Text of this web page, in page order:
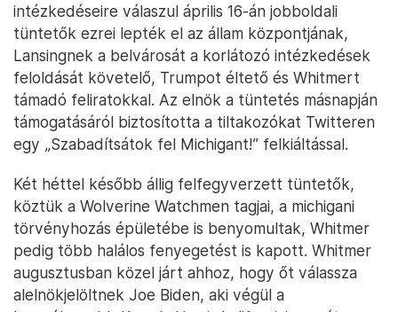
intézkedéseire válaszul április 16-án jobboldali
tüntetők ezrei lepték el az állam központjának,
Lansingnek a belvárosát a korlátozó intézkedések
feloldását követelő, Trumpot éltető és Whitmert
támadó feliratokkal. Az elnök a tüntetés másnapján
támogatásáról biztosította a tiltakozókat Twitteren
egy „Szabadítsátok fel Michigant!” felkiáltással.
Két héttel később állig felfegyverzett tüntetők,
köztük a Wolverine Watchmen tagjai, a michigani
törvényhozás épületébe is benyomultak, Whitmer
pedig több halálos fenyegetést is kapott. Whitmer
augusztusban közel járt ahhoz, hogy őt válassza
alelnökjelöltnek Joe Biden, aki végül a